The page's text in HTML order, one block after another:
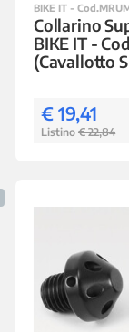
BIKE IT -
Collarino
BIKE IT -
(Cavallotto
€ 19,41
Listino € 22,84